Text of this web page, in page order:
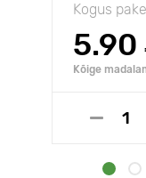
Kogus
5.90
Kõige